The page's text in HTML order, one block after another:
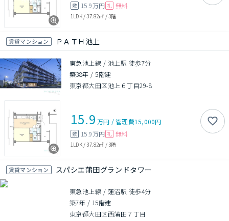
敷 15.9万円 礼 無料
1LDK/37.82㎡ /3階
賃貸マンション ＰＡＴＨ池上
東急池上線 / 池上駅 徒歩7分
築38年 /5階建
東京都大田区池上６丁目29-8
15.9 万円 /管理費15,000円
敷 15.9万円 礼 無料
1LDK/37.82㎡ /3階
賃貸マンション スパシエ蒲田グランドタワー
東急池上線 / 蓮沼駅 徒歩4分
築7年 / 15階建
東京都大田区西蒲田７丁目